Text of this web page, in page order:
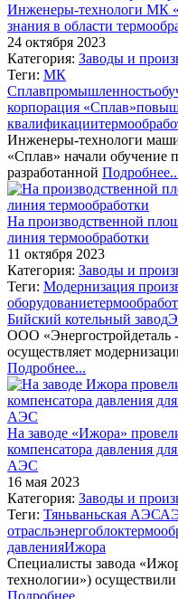
Инженеры-технологи МК
знания в области
24 октября 2023
Категория: Заводы и
Теги: МК
Сплавпромышленность
корпорация «Сплав»
квалификации
Инженеры-технологи
«Сплав» начали обучение
разработанной
На производственной
линия термообработки
11 октября 2023
Категория: Заводы и
Теги: Модернизация
оборудование
Бийский котельный завод
ООО «Энергостройдеталь
осуществляет
Подробнее...
На заводе «Ижора»
компенсатора давления
АЭС
16 мая 2023
Категория: Заводы и
Теги: Тяньваньская АЭС
отрасльэнергоблок
давленияИжора
Специалисты завода
технологии»)
Подробнее...